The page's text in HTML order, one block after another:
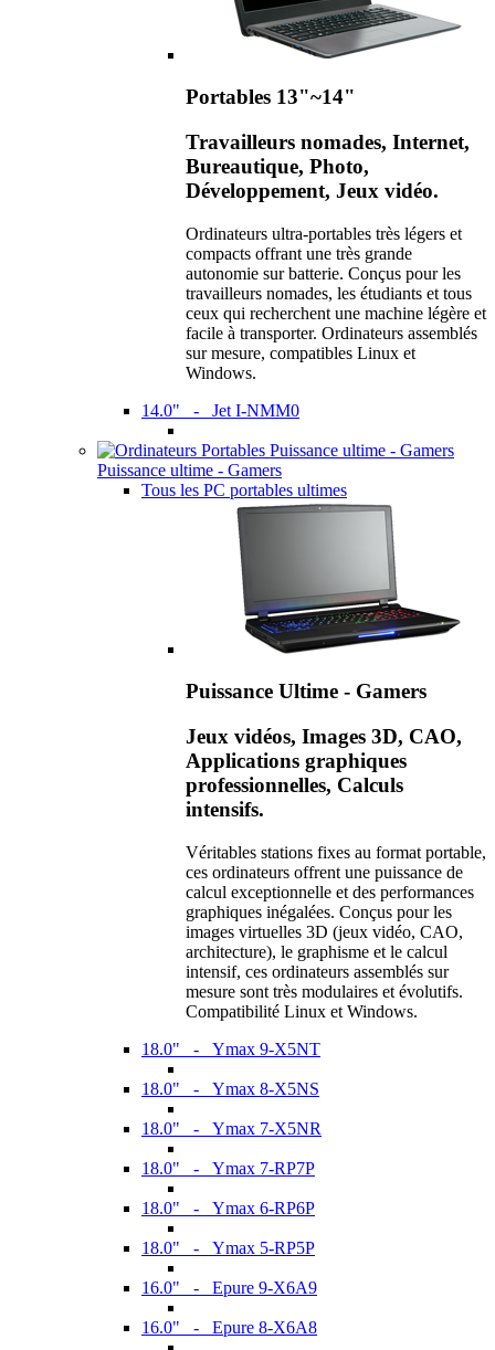
Portables 13"~14"
Travailleurs nomades, Internet,
Bureautique, Photo,
Développement, Jeux vidéo.
Ordinateurs ultra-portables très légers et
compacts offrant une très grande
autonomie sur batterie. Conçus pour les
travailleurs nomades, les étudiants et tous
ceux qui recherchent une machine légère et
facile à transporter. Ordinateurs assemblés
sur mesure, compatibles Linux et
Windows.
14.0" - Jet I-NMM0
Puissance ultime - Gamers
Tous les PC portables ultimes
Puissance Ultime - Gamers
Jeux vidéos, Images 3D, CAO,
Applications graphiques
professionnelles, Calculs
intensifs.
Véritables stations fixes au format portable,
ces ordinateurs offrent une puissance de
calcul exceptionnelle et des performances
graphiques inégalées. Conçus pour les
images virtuelles 3D (jeux vidéo, CAO,
architecture), le graphisme et le calcul
intensif, ces ordinateurs assemblés sur
mesure sont très modulaires et évolutifs.
Compatibilité Linux et Windows.
18.0" - Ymax 9-X5NT
18.0" - Ymax 8-X5NS
18.0" - Ymax 7-X5NR
18.0" - Ymax 7-RP7P
18.0" - Ymax 6-RP6P
18.0" - Ymax 5-RP5P
16.0" - Epure 9-X6A9
16.0" - Epure 8-X6A8